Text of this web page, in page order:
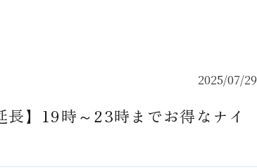
2025/07/29
長】19時～23時までお得なナイ